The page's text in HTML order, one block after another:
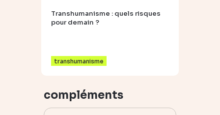
Transhumanisme : quels risques
pour demain ?
transhumanisme
compléments